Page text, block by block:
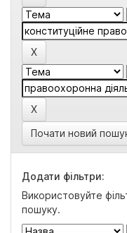
Почати новий
Додати фільтри:
Використовуйте
пошуку.